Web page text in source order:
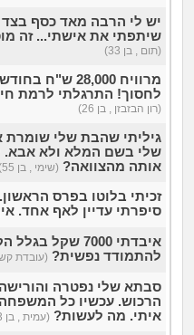
יש לי הרבה מאד כסף בצד
שיתפתי את אישתי... זה
(תום , בן 33)
מרוויח 28,000
לחסוך! התרגלתי לרמת
(רון הבזבזן , בן 26)
גיליתי שהבת שלי שומרת
שלי בשם המלא ולא אבא.
אותה מהצוואה? (שימי , בן 55)
זכיתי בלוטו בפרס
סיפרתי עדיין לאף אחד.
איבדתי 7000 שקל
להתמודד נפשית? (עובדת
סבתא שלי נפטרה
הרכוש. עכשיו כל
איתי. מה לעשות? (עמית , בן 23)